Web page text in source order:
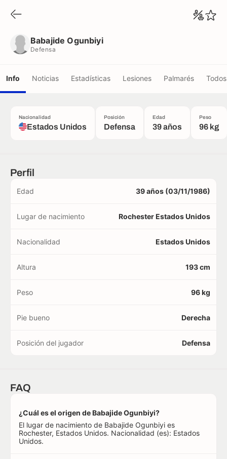
Babajide Ogunbiyi
Defensa
Info Noticias Estadísticas Lesiones Palmarés
Nacionalidad
Estados Unidos
Posición
Defensa
Edad
39 años
Peso
96 kg
Perfil
Edad 39 años (03/11/1986)
Lugar de nacimiento Rochester Estados Unidos
Nacionalidad Estados Unidos
Altura 193 cm
Peso 96 kg
Pie bueno Derecha
Posición del jugador Defensa
FAQ
¿Cuál es el origen de Babajide Ogunbiyi?
El lugar de nacimiento de Babajide Ogunbiyi es
Rochester, Estados Unidos. Nacionalidad (es): Estados
Unidos.